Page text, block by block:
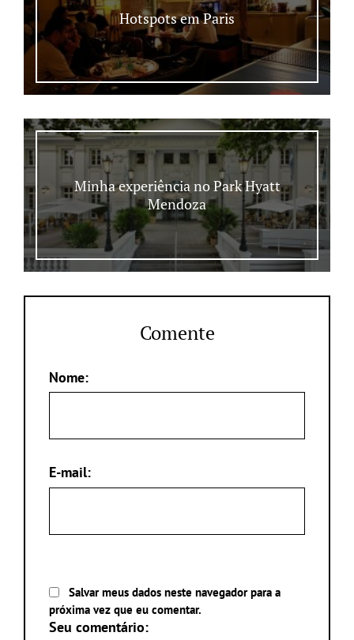
Hotspots em Paris
Minha experiência no Park Hyatt
Mendoza
Comente
Nome:
E-mail:
Salvar meus dados neste navegador para a
próxima vez que eu comentar.
Seu comentário: